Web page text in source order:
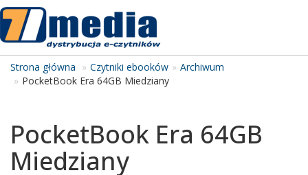
Strona główna Czytniki ebooków
Archiwum
PocketBook Era 64GB Miedziany
PocketBook Era 64GB
Miedziany